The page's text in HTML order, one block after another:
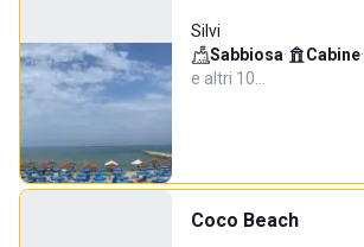
Silvi
Sabbiosa· Cabine·
e altri 10…
Coco Beach